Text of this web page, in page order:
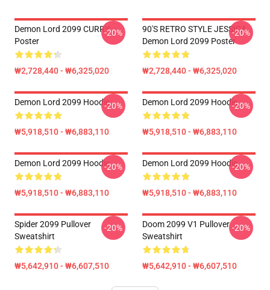
Demon Lord 2099 CURRY
Poster
₩2,728,440 - ₩6,325,020
-20%
90'S RETRO STYLE JESSICA
Demon Lord 2099 Poster
₩2,728,440 - ₩6,325,020
-20%
Demon Lord 2099 Hoodie
₩5,918,510 - ₩6,883,110
-20% Demon Lord 2099 Hoodie
₩5,918,510 - ₩6,883,110
-20%
Demon Lord 2099 Hoodie
₩5,918,510 - ₩6,883,110
-20% Demon Lord 2099 Hoodie
₩5,918,510 - ₩6,883,110
-20%
Spider 2099 Pullover
Sweatshirt
₩5,642,910 - ₩6,607,510
-20%
Doom 2099 V1 Pullover
Sweatshirt
₩5,642,910 - ₩6,607,510
-20%